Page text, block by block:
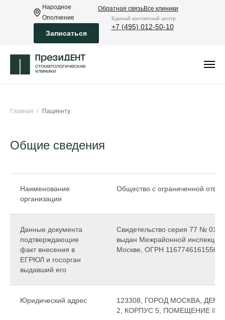
Обратная связьВсе клиники
Eдиный контактный центр
+7 (495) 012-50-10
Народное
Ополчение
Записаться
Главная / Пациенту
Общие сведения
Наименование
организации
Общество с ограниченной
Данные документа
подтверждающие
факт внесения в
ЕГРЮЛ и госорган
выдавший его
Свидетельство серия 77 №
выдан Межрайонной
Москве, ОГРН 1167746161550
Юридический адрес
123308, ГОРОД МОСКВА,
2, КОРПУС 5, ПОМЕЩЕНИЕ III,